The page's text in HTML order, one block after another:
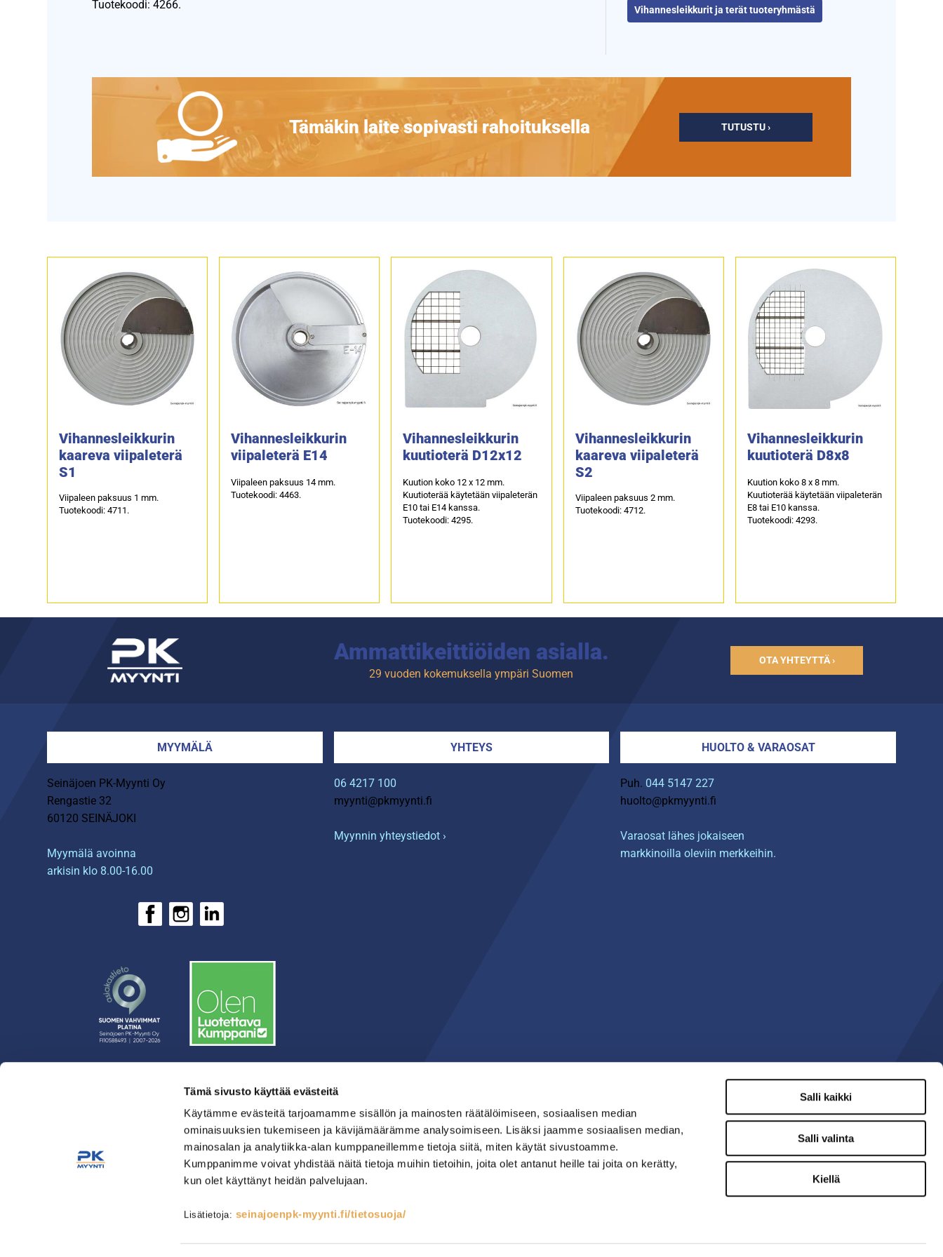
Tämä sivusto käyttää evästeitä
Käytämme evästeitä tarjoamamme sisällön ja mainosten räätälöimiseen, sosiaalisen median
ominaisuuksien tukemiseen ja kävijämäärämme analysoimiseen. Lisäksi jaamme sosiaalisen median,
mainosalan ja analytiikka-alan kumppaneillemme tietoja siitä, miten käytät sivustoamme.
Kumppanimme voivat yhdistää näitä tietoja muihin tietoihin, joita olet antanut heille tai joita on kerätty,
kun olet käyttänyt heidän palvelujaan.
Lisätietoja: seinajoenpk-myynti.fi/tietosuoja/
Salli kaikki
Salli valinta
Kiellä
Tuotekoodi: 4266.
Vihannesleikkurit ja terät tuoteryhmästä
Tämäkin laite sopivasti rahoituksella TUTUSTU ›
Vihannesleikkurin
kaareva viipaleterä
S1
Viipaleen paksuus 1 mm.
Tuotekoodi: 4711.
Vihannesleikkurin
viipaleterä E14
Viipaleen paksuus 14 mm.
Tuotekoodi: 4463.
Vihannesleikkurin
kuutioterä D12x12
Kuution koko 12 x 12 mm.
Kuutioterää käytetään viipaleterän
E10 tai E14 kanssa.
Tuotekoodi: 4295.
Vihannesleikkurin
kaareva viipaleterä
S2
Viipaleen paksuus 2 mm.
Tuotekoodi: 4712.
Vihannesleikkurin
kuutioterä D8x8
Kuution koko 8 x 8 mm.
Kuutioterää käytetään viipaleterän
E8 tai E10 kanssa.
Tuotekoodi: 4293.
Ammattikeittiöiden asialla.
29 vuoden kokemuksella ympäri Suomen
OTA YHTEYTTÄ ›
MYYMÄLÄ
Seinäjoen PK-Myynti Oy
Rengastie 32
60120 SEINÄJOKI
Myymälä avoinna
arkisin klo 8.00-16.00
YHTEYS
06 4217 100
myynti@pkmyynti.fi
Myynnin yhteystiedot ›
HUOLTO & VARAOSAT
Puh. 044 5147 227
huolto@pkmyynti.fi
Varaosat lähes jokaiseen
markkinoilla oleviin merkkeihin.
› Yritys
› Yhteystiedot
Tarvikkeet RST-kalusteet